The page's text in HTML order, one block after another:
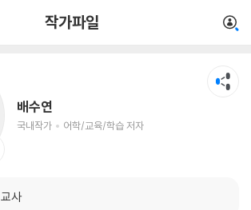
작가파일
배수연
국내작가 어학/교육/학습 저자
교사
어학/교육/학습 저자